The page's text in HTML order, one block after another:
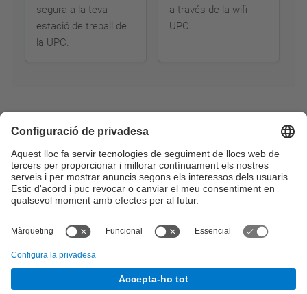
segura a la teva
estació de treball de
la UPC.
a través de la wifi
UPC.